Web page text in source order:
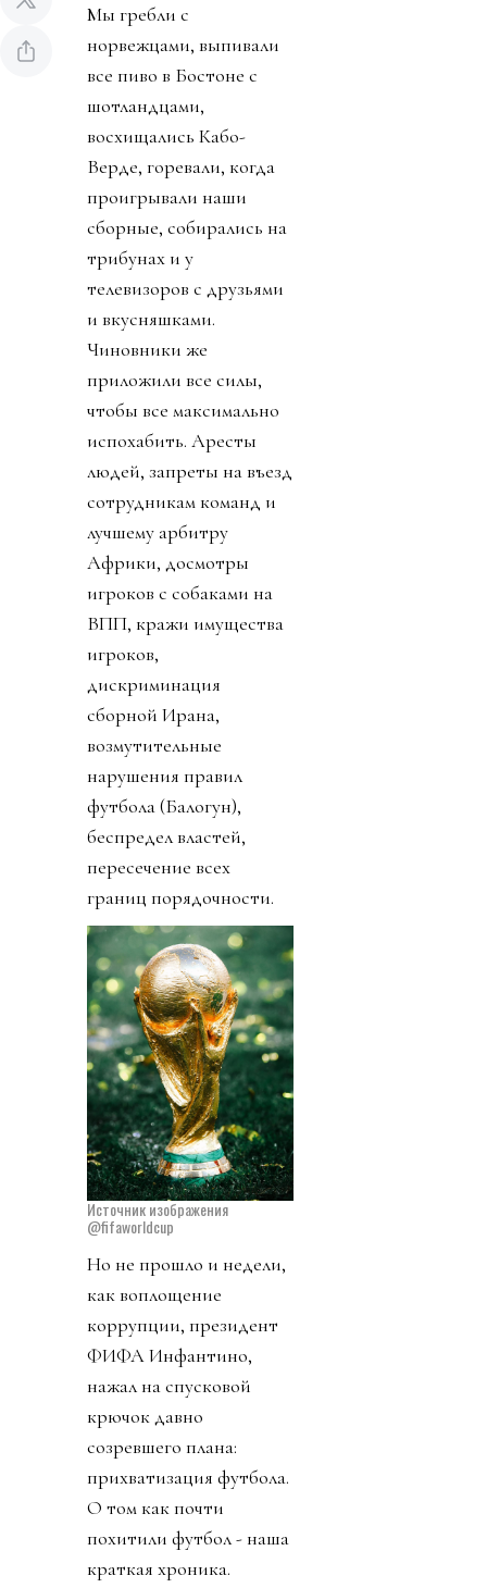
Мы гребли с
норвежцами, выпивали
все пиво в Бостоне с
шотландцами,
восхищались Кабо-
Верде, горевали, когда
проигрывали наши
сборные, собирались на
трибунах и у
телевизоров с друзьями
и вкусняшками.
Чиновники же
приложили все силы,
чтобы все максимально
испохабить. Аресты
людей, запреты на въезд
сотрудникам команд и
лучшему арбитру
Африки, досмотры
игроков с собаками на
ВПП, кражи имущества
игроков,
дискриминация
сборной Ирана,
возмутительные
нарушения правил
футбола (Балогун),
беспредел властей,
пересечение всех
границ порядочности.
Источник изображения
@fifaworldcup
Но не прошло и недели,
как воплощение
коррупции, президент
ФИФА Инфантино,
нажал на спусковой
крючок давно
созревшего плана:
прихватизация футбола.
О том как почти
похитили футбол - наша
краткая хроника.